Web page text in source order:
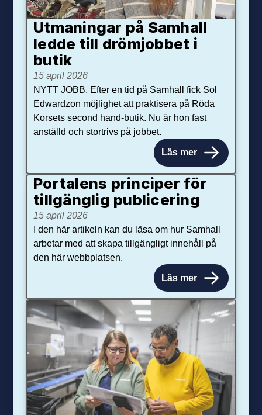
Utmaningar på Sam­hall
ledde till dröm­jobbet i
butik
15 april 2026
NYTT JOBB. Efter en tid på Samhall fick Sol
Edwardzon möjlighet att praktisera på Röda
Korsets second hand-butik. Nu är hon fast
anställd och stortrivs på jobbet.
Läs mer
Portalens principer för
tillgänglig publicering
15 april 2026
I den här artikeln kan du läsa om hur Samhall
arbetar med att skapa tillgängligt innehåll på
den här webbplatsen.
Läs mer